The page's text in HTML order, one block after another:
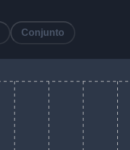
Conjunto